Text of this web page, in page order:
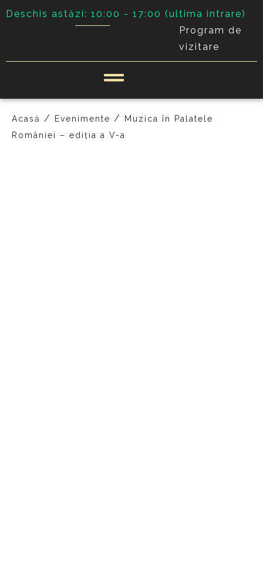
Deschis astăzi: 10:00 - 17:00 (ultima intrare)
Program de
vizitare
Acasă / Evenimente /
Muzica în Palatele
României – ediţia a V-a